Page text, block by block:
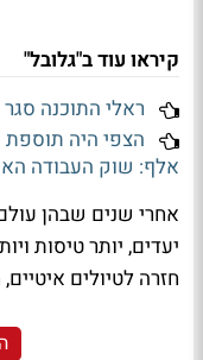
קיראו עוד ב"גלובל"
ראלי התוכנה סגר
אלף: שוק העבודה
אחרי שנים שבהן
חזרה לטיולים